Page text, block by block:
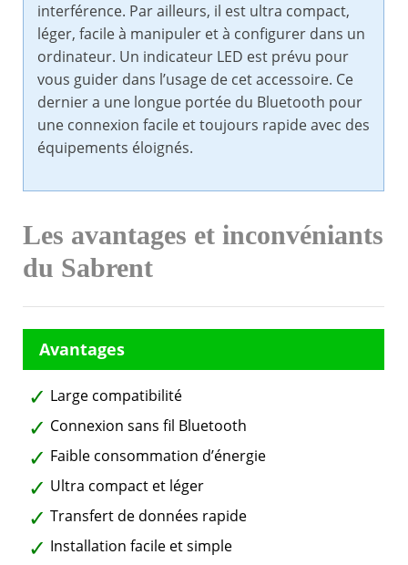
interférence. Par ailleurs, il est ultra compact,
léger, facile à manipuler et à configurer dans un
ordinateur. Un indicateur LED est prévu pour
vous guider dans l’usage de cet accessoire. Ce
dernier a une longue portée du Bluetooth pour
une connexion facile et toujours rapide avec des
équipements éloignés.
Les avantages et inconvéniants
du Sabrent
Large compatibilité
Connexion sans fil Bluetooth
Faible consommation d’énergie
Ultra compact et léger
Transfert de données rapide
Installation facile et simple